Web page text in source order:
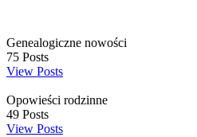
Genealogiczne nowości
75 Posts
View Posts
Opowieści rodzinne
49 Posts
View Posts